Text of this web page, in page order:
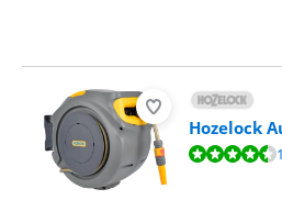
Hozelock
Beoordeling is 8,9 van de 10, gebaseerd